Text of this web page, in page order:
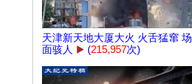
天津新天地大厦大火 火舌猛窜 场
面骇人 ▶️ (215,957次)